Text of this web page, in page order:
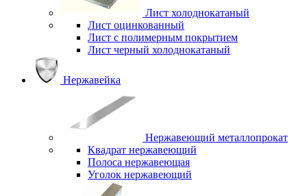
Лист холоднокатаный
Лист оцинкованный
Лист с полимерным покрытием
Лист черный холоднокатаный
Нержавейка
Нержавеющий металлопрокат
Квадрат нержавеющий
Полоса нержавеющая
Уголок нержавеющий